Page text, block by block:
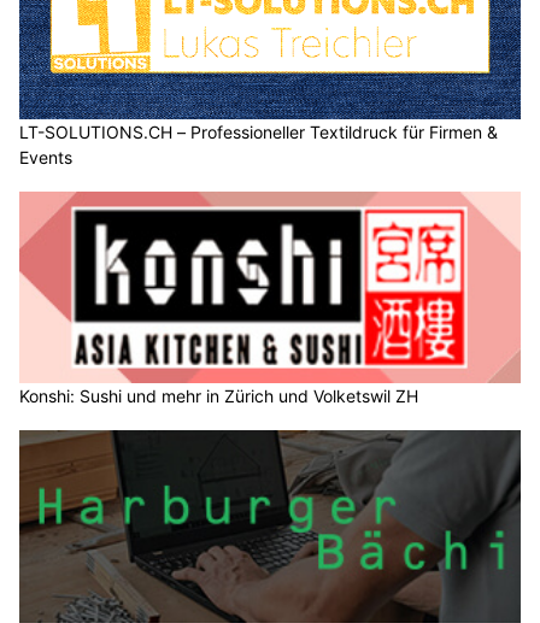
LT-SOLUTIONS.CH – Professioneller Textildruck für Firmen &
Events
Konshi: Sushi und mehr in Zürich und Volketswil ZH